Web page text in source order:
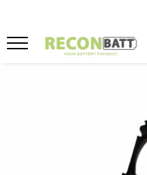
Produse